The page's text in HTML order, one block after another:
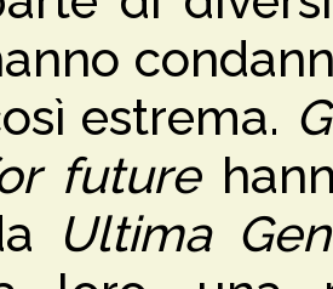
estrema.
future
Ultima